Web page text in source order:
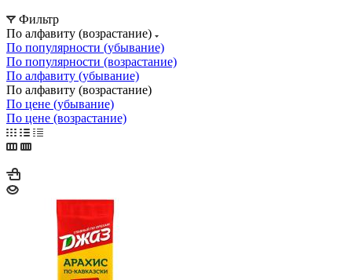
Фильтр
По алфавиту (возрастание)
По популярности (убывание)
По популярности (возрастание)
По алфавиту (убывание)
По алфавиту (возрастание)
По цене (убывание)
По цене (возрастание)